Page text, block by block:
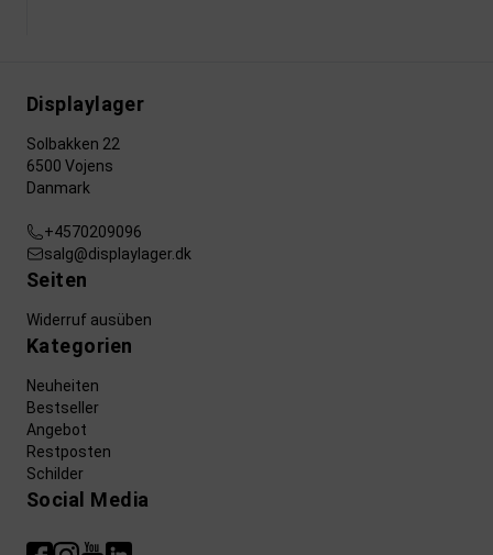
Displaylager
Solbakken 22
6500 Vojens
Danmark
+4570209096
salg@displaylager.dk
Seiten
Widerruf ausüben
Kategorien
Neuheiten
Bestseller
Angebot
Restposten
Schilder
Social Media